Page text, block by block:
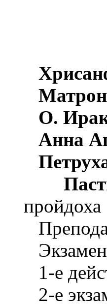
О.
Анна
пройдоха
1-е
2-е